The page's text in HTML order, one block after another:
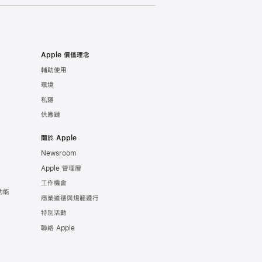
能
Apple 價值理念
輔助使用
環境
私隱
供應鏈
關於 Apple
Newsroom
Apple 管理層
工作機會
商業道德與規範遵行
特別活動
聯絡 Apple